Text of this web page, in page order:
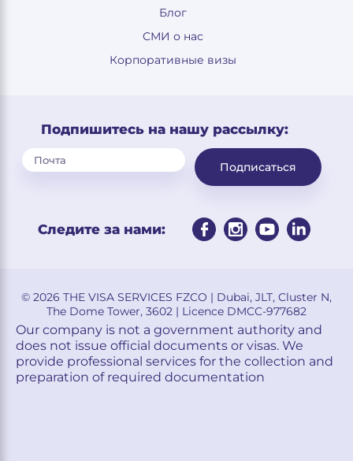
Блог
СМИ о нас
Корпоративные визы
Подпишитесь на нашу рассылку:
Подписаться
Следите за нами:
© 2026 THE VISA SERVICES FZCO | Dubai, JLT, Cluster N,
The Dome Tower, 3602 | Licence DMCC-977682
Our company is not a government authority and
does not issue official documents or visas. We
provide professional services for the collection and
preparation of required documentation